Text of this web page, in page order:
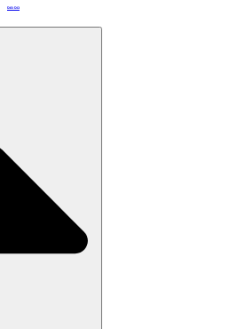
כוס מוס